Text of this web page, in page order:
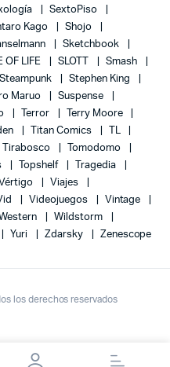
SextoPiso
Kago
Shojo
Sketchbook
OF LIFE SLOTT
Smash
Steampunk
Stephen King
Maruo
Suspense
Terror
Terry Moore
Titan Comics
TL
Tirabosco
Tomodomo
Topshelf
Tragedia
Vértigo
Viajes
Videojuegos
Vintage
Wildstorm
Yuri Zdarsky Zenescope
los derechos reservados